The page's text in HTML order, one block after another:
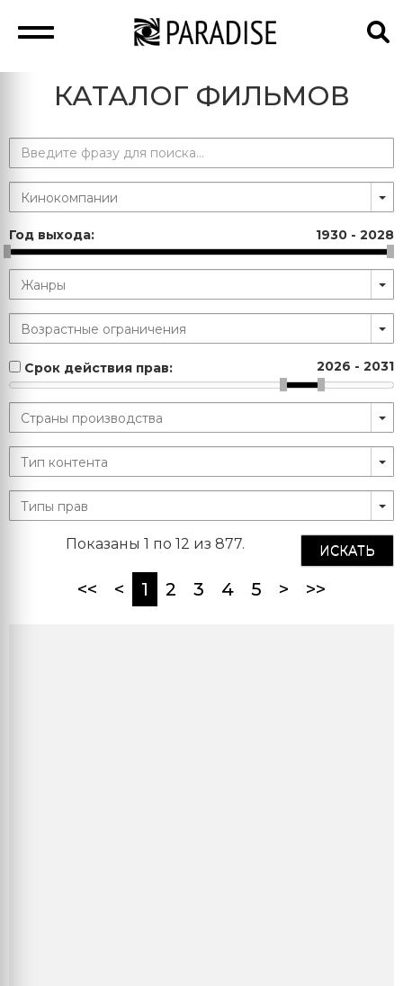
КАТАЛОГ ФИЛЬМОВ
Год выхода: 1930 - 2028
Срок действия прав: 2026 - 2031
ИСКАТЬ
Показаны 1 по 12 из 877.
<< < 1 (current)
2 3 4 5 > >>